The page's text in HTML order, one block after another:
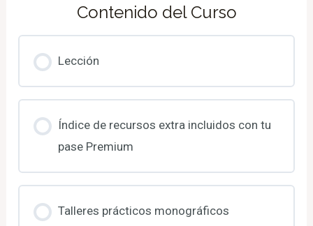
Contenido del Curso
Lección
Índice de recursos extra incluidos con tu
pase Premium
Talleres prácticos monográficos